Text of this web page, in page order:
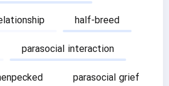
half-breed
parasocial interaction
parasocial grief